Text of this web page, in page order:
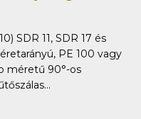
SDR 11, SDR 17 és
PE 100 vagy
méretű 90°-os